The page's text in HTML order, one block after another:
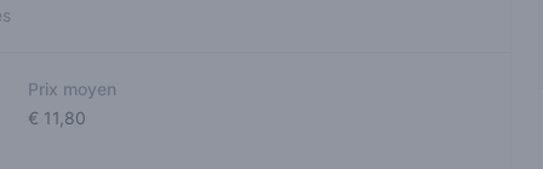
Prix moyen
€ 11,80